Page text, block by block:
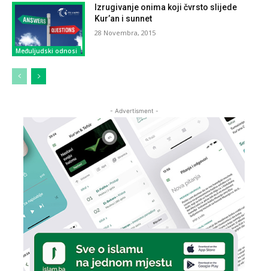
Međuljudski odnosi
Izrugivanje onima koji čvrsto slijede
Kur’an i sunnet
28 Novembra, 2015
- Advertisment -